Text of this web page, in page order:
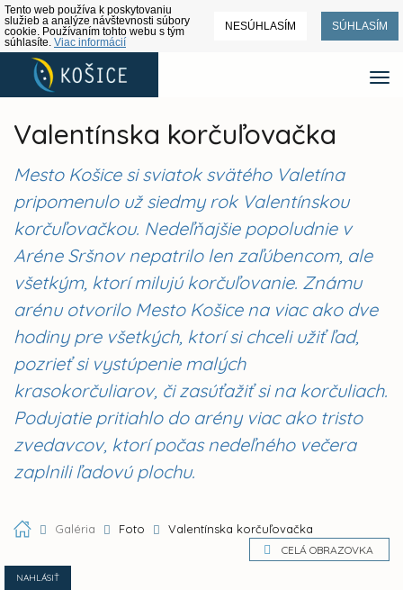
Tento web používa k poskytovaniu
služieb a analýze návštevnosti súbory
cookie. Používaním tohto webu s tým
súhlasíte. Viac informácií
NESÚHLASÍM SÚHLASÍM
Valentínska korčuľovačka
Mesto Košice si sviatok svätého Valetína
pripomenulo už siedmy rok Valentínskou
korčuľovačkou. Nedeľňajšie popoludnie v
Aréne Sršnov nepatrilo len zaľúbencom, ale
všetkým, ktorí milujú korčuľovanie. Známu
arénu otvorilo Mesto Košice na viac ako dve
hodiny pre všetkých, ktorí si chceli užiť ľad,
pozrieť si vystúpenie malých
krasokorčuliarov, či zasúťažiť si na korčuliach.
Podujatie pritiahlo do arény viac ako tristo
zvedavcov, ktorí počas nedeľného večera
zaplnili ľadovú plochu.
Galéria Foto Valentínska korčuľovačka
CELÁ OBRAZOVKA
NAHLÁSIŤ